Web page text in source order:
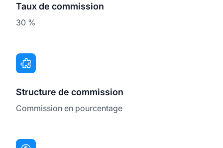
Taux de commission
30 %
Structure de commission
Commission en pourcentage